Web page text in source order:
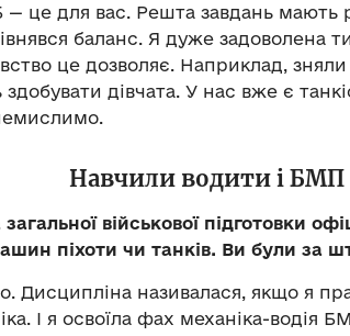
— це для вас. Решта завдань мають
баланс. Я дуже задоволена
це дозволяє. Наприклад,
здобувати дівчата. У нас вже є
Навчили водити і БМП
військової підготовки
піхоти чи танків. Ви були за
Дисципліна називалася, якщо я
І я освоїла фах механіка-водія